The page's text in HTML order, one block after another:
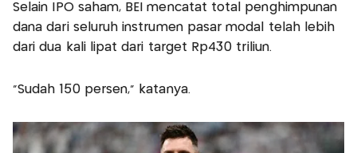
Selain IPO saham, BEI mencatat total penghimpunan
dana dari seluruh instrumen pasar modal telah lebih
dari dua kali lipat dari target Rp430 triliun.
“Sudah 150 persen,” katanya.